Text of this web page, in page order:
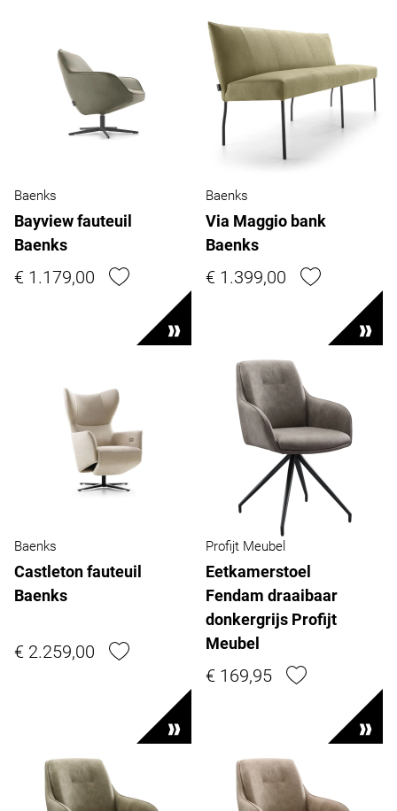
Baenks
Bayview fauteuil
Baenks
€ 1.179,00
Baenks
Via Maggio bank
Baenks
€ 1.399,00
Baenks
Castleton fauteuil
Baenks
€ 2.259,00
Profijt Meubel
Eetkamerstoel
Fendam draaibaar
donkergrijs Profijt
Meubel
€ 169,95